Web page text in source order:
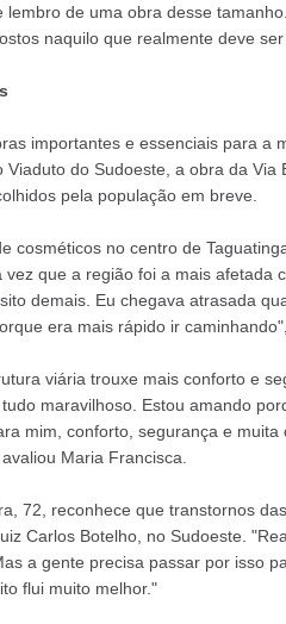
lembro de uma obra desse
naquilo que realmente deve
importantes e essenciais para a
Viaduto do Sudoeste, a obra da
pela população em breve.
cosméticos no centro de
que a região foi a mais afetada
demais. Eu chegava atrasada
era mais rápido ir
viária trouxe mais conforto e
maravilhoso. Estou amando
mim, conforto, segurança e
Maria Francisca.
72, reconhece que transtornos
Carlos Botelho, no Sudoeste.
a gente precisa passar por isso
flui muito melhor."